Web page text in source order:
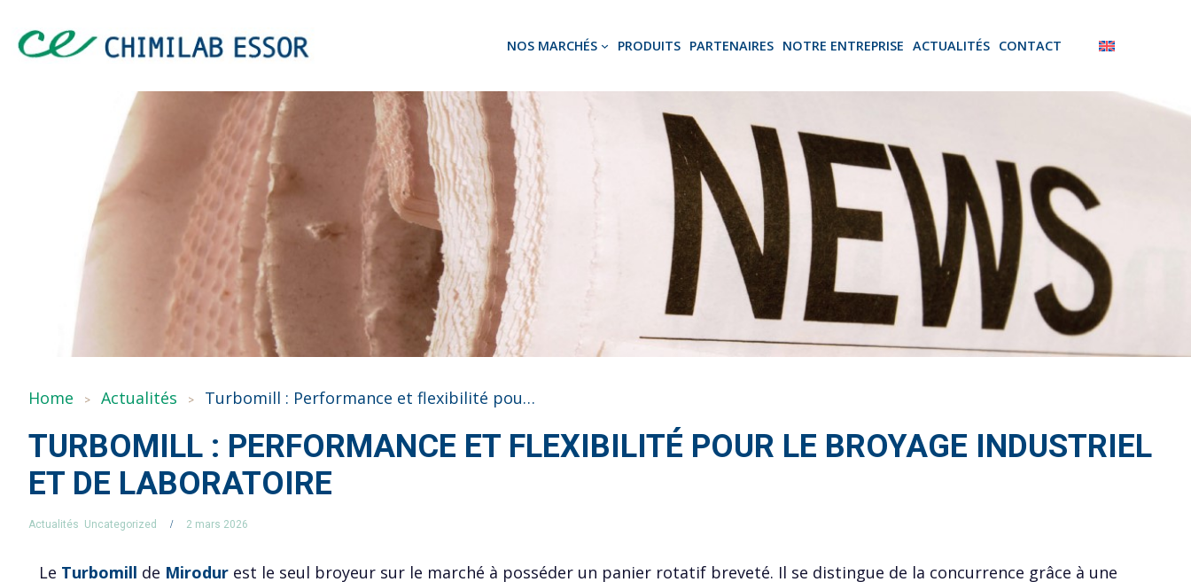
NOS MARCHÉS PRODUITS PARTENAIRES NOTRE ENTREPRISE ACTUALITÉS CONTACT
Home Actualités Turbomill : Performance et flexibilité pour le broyage industriel et de laboratoire
TURBOMILL : PERFORMANCE ET FLEXIBILITÉ POUR LE BROYAGE INDUSTRIEL
ET DE LABORATOIRE
Actualités Uncategorized 2 mars 2026
Le Turbomill de Mirodur est le seul broyeur sur le marché à posséder un panier rotatif breveté. Il se distingue de la concurrence grâce à une